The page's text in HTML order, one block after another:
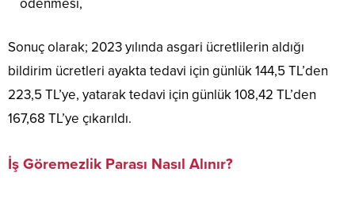
ödenmesi,
Sonuç olarak; 2023 yılında asgari ücretlilerin aldığı
bildirim ücretleri ayakta tedavi için günlük 144,5 TL’den
223,5 TL’ye, yatarak tedavi için günlük 108,42 TL’den
167,68 TL’ye çıkarıldı.
İş Göremezlik Parası Nasıl Alınır?